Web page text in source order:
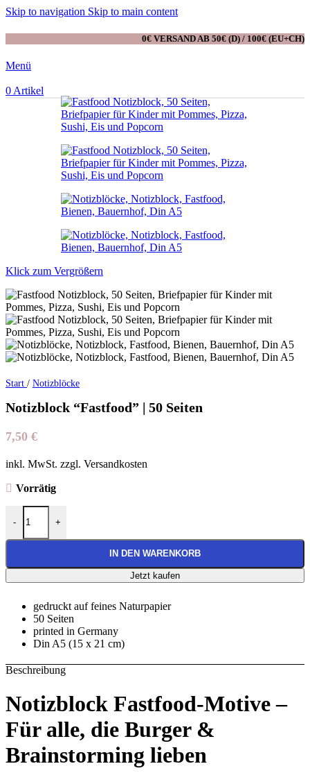
Skip to navigation Skip to main content
0€ VERSAND AB 50€ (D) / 100€ (EU+CH)
Menü
0 Artikel
Klick zum Vergrößern
Start / Notizblöcke
Notizblock “Fastfood” | 50 Seiten
7,50 €
inkl. MwSt. zzgl. Versandkosten
Vorrätig
-
Notizblock “Fastfood” | 50 Seiten Menge
+
IN DEN WARENKORB
Jetzt kaufen
gedruckt auf feines Naturpapier
50 Seiten
printed in Germany
Din A5 (15 x 21 cm)
Beschreibung
Notizblock Fastfood-Motive –
Für alle, die Burger &
Brainstorming lieben